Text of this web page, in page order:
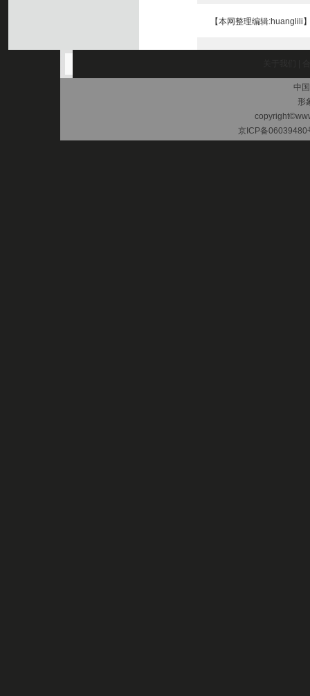
【本网整理编辑:huanglili
中
形
京ICP备06039480